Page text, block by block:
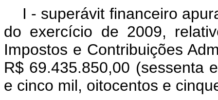
I - superávit financeiro
do exercício de 2009,
Impostos e Contribuições
R$ 69.435.850,00 (sessenta
e cinco mil, oitocentos e